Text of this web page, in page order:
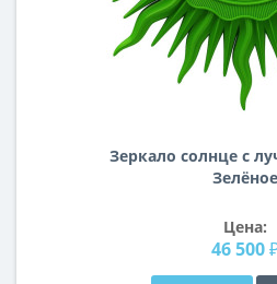
Зеркало солнце с
Зелёное
Цена:
46 500